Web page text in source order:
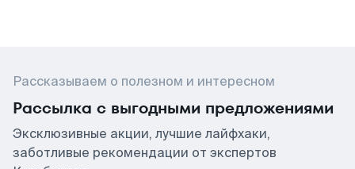
Рассказываем о полезном и интересном
Рассылка с выгодными предложениями
Эксклюзивные акции, лучшие лайфхаки,
заботливые рекомендации от экспертов